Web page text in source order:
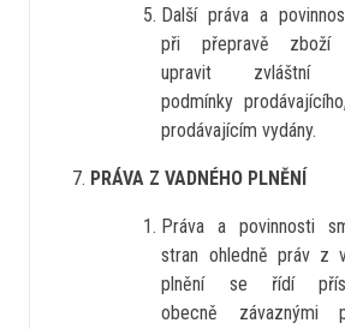
Další práva a
při přepravě zboží
upravit zvláštní
podmínky
prodávajícím vydány.
PRÁVA Z VADNÉHO PLNĚNÍ
Práva a povinnosti
stran ohledně práv z
plnění se řídí
obecně závaznými